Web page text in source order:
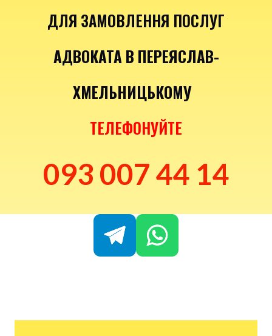
ДЛЯ ЗАМОВЛЕННЯ ПОСЛУГ
АДВОКАТА В ПЕРЕЯСЛАВ-
ХМЕЛЬНИЦЬКОМУ
ТЕЛЕФОНУЙТЕ
093 007 44 14